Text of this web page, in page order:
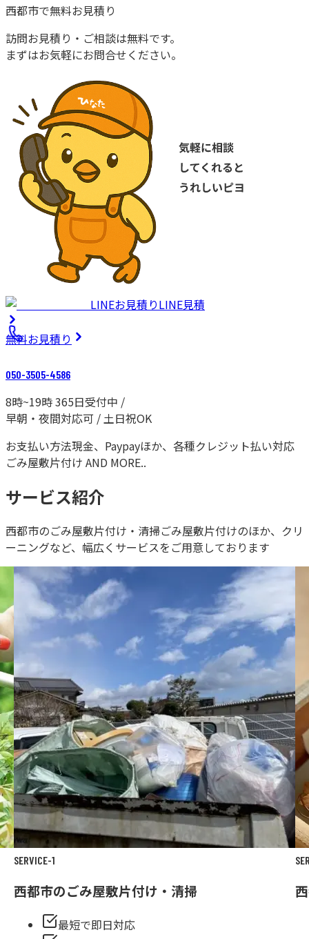
西都市で無料お見積り
訪問お見積り・ご相談は無料です。
まずはお気軽にお問合せください。
LINEお見積りLINE見積
無料お見積り
050-3505-4586
8時~19時 365日受付中 /
早朝・夜間対応可 / 土日祝OK
お支払い方法現金、Paypayほか、各種クレジット払い対応
ごみ屋敷片付け AND MORE..
サービス紹介
西都市のごみ屋敷片付け・清掃ごみ屋敷片付けのほか、クリ
ーニングなど、幅広くサービスをご用意しております
SERVICE-1
西都市のごみ屋敷片付け・清掃
最短で即日対応